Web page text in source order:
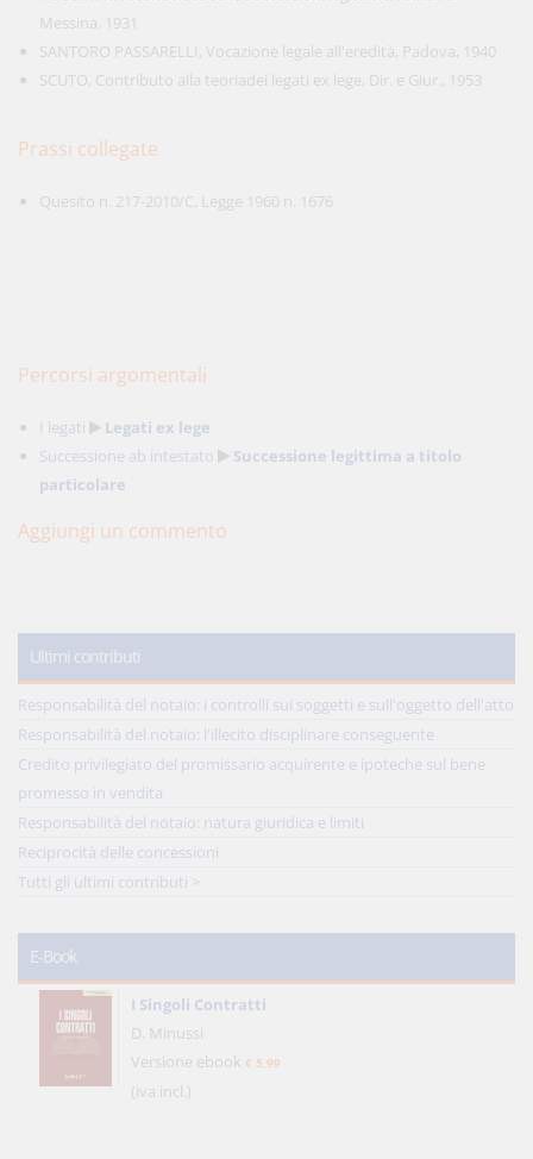
Messina, 1931
SANTORO PASSARELLI, Vocazione legale all'eredità, Padova, 1940
SCUTO, Contributo alla teoriadei legati ex lege, Dir. e Giur., 1953
Prassi collegate
Quesito n. 217-2010/C, Legge 1960 n. 1676
Percorsi argomentali
I legati
Legati ex lege
Successione ab intestato
Successione legittima a titolo
particolare
Aggiungi un commento
Ultimi contributi
Responsabilità del notaio: i controlli sui soggetti e sull'oggetto dell'atto
Responsabilità del notaio: l'illecito disciplinare conseguente
Credito privilegiato del promissario acquirente e ipoteche sul bene
promesso in vendita
Responsabilità del notaio: natura giuridica e limiti
Reciprocità delle concessioni
Tutti gli ultimi contributi >
E-Book
I Singoli Contratti
D. Minussi
Versione ebook € 5,99
(iva incl.)